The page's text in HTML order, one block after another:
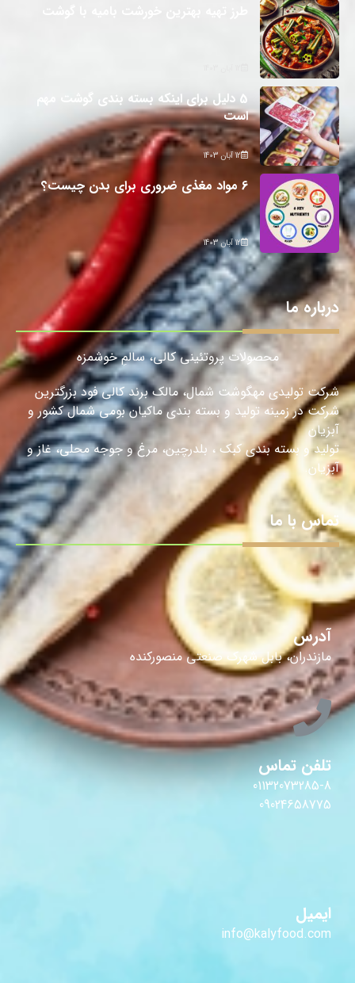
5 دلیل برای اینکه بسته بندی گوشت مهم
است
12 آبان 1403
6 مواد مغذی ضروری برای بدن چیست؟
12 آبان 1403
درباره ما
محصولات پروتئینی کالی، سالمِ خوشمزه
شرکت تولیدی مهگوشت شمال، مالک برند کالی فود بزرگترین
شرکت در زمینه تولید و بسته بندی ماکیان بومی شمال کشور و
آبزیان
تولید و بسته بندی کبک ، بلدرچین، مرغ و جوجه محلی، غاز و
آبزیان.
تماس با ما
آدرس
مازندران، بابل شهرک صنعتی منصورکنده
تلفن تماس
01132073285-8
09024658775
ایمیل
info@kalyfood.com